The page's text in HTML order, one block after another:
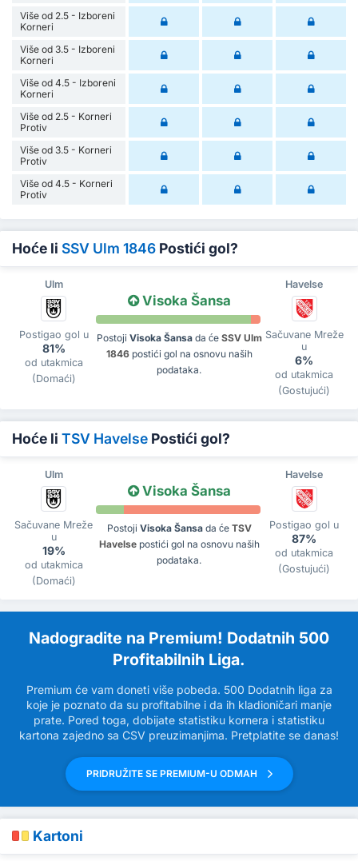
Više od 2.5 - Izboreni
Korneri
Više od 3.5 - Izboreni
Korneri
Više od 4.5 - Izboreni
Korneri
Više od 2.5 - Korneri
Protiv
Više od 3.5 - Korneri
Protiv
Više od 4.5 - Korneri
Protiv
Hoće li SSV Ulm 1846 Postići gol?
Ulm Havelse
Postigao gol u
81%
od utakmica
(Domaći)
Visoka Šansa
Postoji Visoka Šansada će SSV Ulm
1846postići gol na osnovu naših
podataka.
Sačuvane Mreže
u
6%
od utakmica
(Gostujući)
Hoće li TSV Havelse Postići gol?
Ulm Havelse
Sačuvane Mreže
u
19%
od utakmica
(Domaći)
Visoka Šansa
Postoji Visoka Šansada će TSV
Havelsepostići gol na osnovu naših
podataka.
Postigao gol u
87%
od utakmica
(Gostujući)
Nadogradite na Premium! Dodatnih 500
Profitabilnih Liga.
Premium će vam doneti više pobeda. 500 Dodatnih liga za
koje je poznato da su profitabilne i da ih kladioničari manje
prate. Pored toga, dobijate statistiku kornera i statistiku
kartona zajedno sa CSV preuzimanjima. Pretplatite se danas!
PRIDRUŽITE SE PREMIUM-U ODMAH
Kartoni